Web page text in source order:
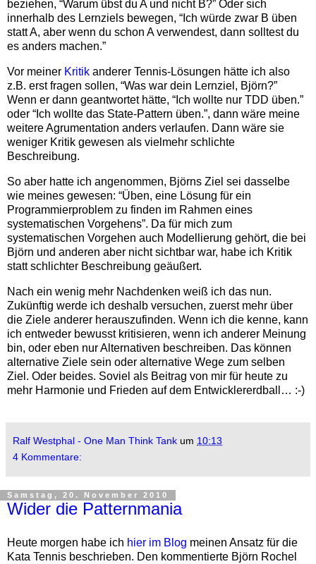
beziehen, “Warum übst du A und nicht B?” Oder sich
innerhalb des Lernziels bewegen, “Ich würde zwar B üben
statt A, aber wenn du schon A verwendest, dann solltest du
es anders machen.”
Vor meiner Kritik anderer Tennis-Lösungen hätte ich also
z.B. erst fragen sollen, “Was war dein Lernziel, Björn?”
Wenn er dann geantwortet hätte, “Ich wollte nur TDD üben.”
oder “Ich wollte das State-Pattern üben.”, dann wäre meine
weitere Agrumentation anders verlaufen. Dann wäre sie
weniger Kritik gewesen als vielmehr schlichte
Beschreibung.
So aber hatte ich angenommen, Björns Ziel sei dasselbe
wie meines gewesen: “Üben, eine Lösung für ein
Programmierproblem zu finden im Rahmen eines
systematischen Vorgehens”. Da für mich zum
systematischen Vorgehen auch Modellierung gehört, die bei
Björn und anderen aber nicht sichtbar war, habe ich Kritik
statt schlichter Beschreibung geäußert.
Nach ein wenig mehr Nachdenken weiß ich das nun.
Zukünftig werde ich deshalb versuchen, zuerst mehr über
die Ziele anderer herauszufinden. Wenn ich die kenne, kann
ich entweder bewusst kritisieren, wenn ich anderer Meinung
bin, oder eben nur Alternativen beschreiben. Das können
alternative Ziele sein oder alternative Wege zum selben
Ziel. Oder beides. Soviel als Beitrag von mir für heute zu
mehr Harmonie und Frieden auf dem Entwicklererdball… :-)
Ralf Westphal - One Man Think Tank um 10:13
4 Kommentare:
Samstag, 20. November 2010
Wider die Patternmania
Heute morgen habe ich hier im Blog meinen Ansatz für die
Kata Tennis beschrieben. Den kommentierte Björn Rochel